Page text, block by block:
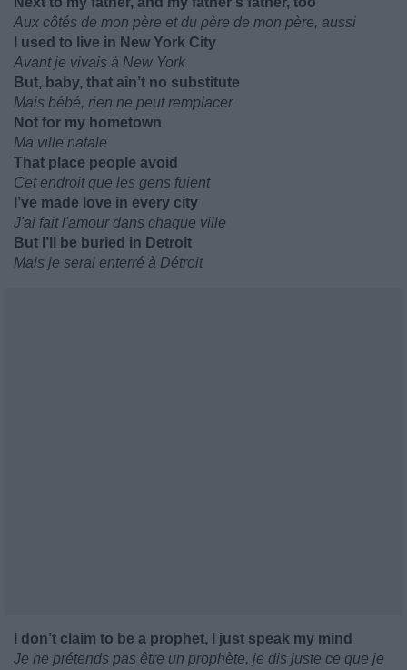
Aux côtés de mon père et du père de mon père, aussi
I used to live in New York City
Avant je vivais à New York
But, baby, that ain’t no substitute
Mais bébé, rien ne peut remplacer
Not for my hometown
Ma ville natale
That place people avoid
Cet endroit que les gens fuient
I’ve made love in every city
J'ai fait l'amour dans chaque ville
But I’ll be buried in Detroit
Mais je serai enterré à Détroit
I don’t claim to be a prophet, I just speak my mind
Je ne prétends pas être un prophète, je dis juste ce que je